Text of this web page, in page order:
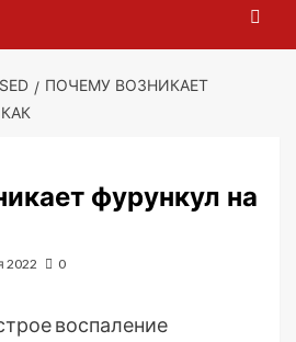
ПОЧЕМУ ВОЗНИКАЕТ
фурункул на
2022 0
воспаление